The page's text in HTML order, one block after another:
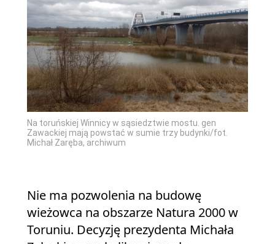
Na toruńskiej Winnicy w sąsiedztwie mostu. gen
Zawackiej mają powstać w sumie trzy budynki/fot.
Michał Zaręba, archiwum
Nie ma pozwolenia na budowę
wieżowca na obszarze Natura 2000 w
Toruniu. Decyzję prezydenta Michała